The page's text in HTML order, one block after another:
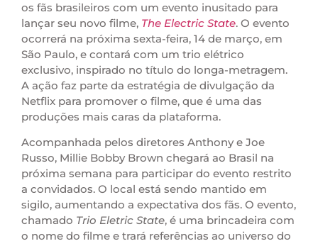
os fãs brasileiros com um evento inusitado para
lançar seu novo filme, The Electric State. O evento
ocorrerá na próxima sexta-feira, 14 de março, em
São Paulo, e contará com um trio elétrico
exclusivo, inspirado no título do longa-metragem.
A ação faz parte da estratégia de divulgação da
Netflix para promover o filme, que é uma das
produções mais caras da plataforma.
Acompanhada pelos diretores Anthony e Joe
Russo, Millie Bobby Brown chegará ao Brasil na
próxima semana para participar do evento restrito
a convidados. O local está sendo mantido em
sigilo, aumentando a expectativa dos fãs. O evento,
chamado Trio Eletric State, é uma brincadeira com
o nome do filme e trará referências ao universo do